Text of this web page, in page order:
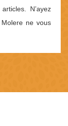
N’ayez
Molere ne vous